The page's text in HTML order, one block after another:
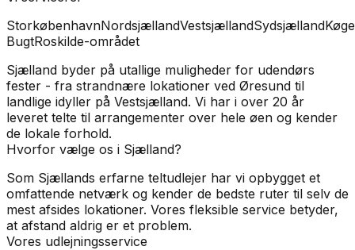
StorkøbenhavnNordsjællandVestsjællandSydsjællandKøge
BugtRoskilde-området
Sjælland byder på utallige muligheder for udendørs
fester - fra strandnære lokationer ved Øresund til
landlige idyller på Vestsjælland. Vi har i over 20 år
leveret telte til arrangementer over hele øen og kender
de lokale forhold.
Hvorfor vælge os i Sjælland?
Som Sjællands erfarne teltudlejer har vi opbygget et
omfattende netværk og kender de bedste ruter til selv de
mest afsides lokationer. Vores fleksible service betyder,
at afstand aldrig er et problem.
Vores udlejningsservice